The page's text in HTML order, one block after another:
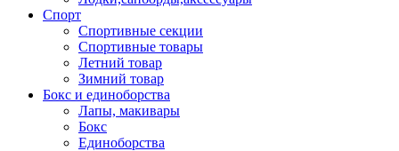
Спорт
Спортивные секции
Спортивные товары
Летний товар
Зимний товар
Бокс и единоборства
Лапы, макивары
Бокс
Единоборства